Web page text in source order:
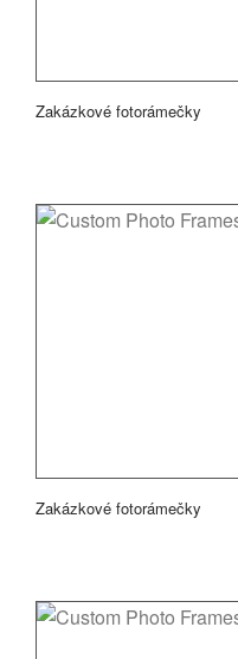
Zakázkové fotorámečky
Zakázkové fotorámečky